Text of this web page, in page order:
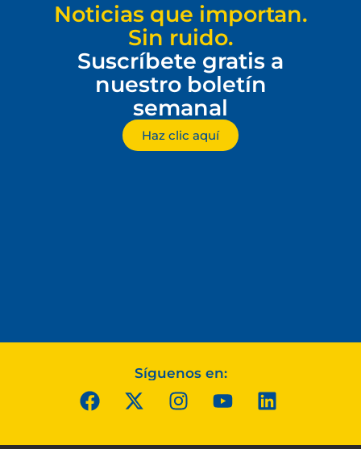
Noticias que importan.
Sin ruido.
Suscríbete gratis a
nuestro boletín
semanal
Haz clic aquí
Síguenos en: